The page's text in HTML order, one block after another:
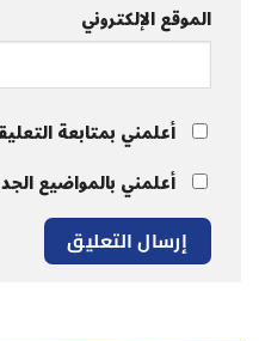
الموقع الإلكتروني
أعلمني بمتابعة
أعلمني بالمواضيع